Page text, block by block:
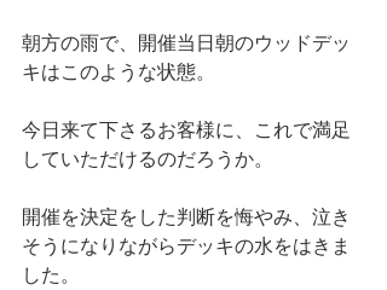
朝方の雨で、開催当日朝のウッドデッ
キはこのような状態。
今日来て下さるお客様に、これで満足
していただけるのだろうか。
開催を決定をした判断を悔やみ、泣き
そうになりながらデッキの水をはきま
した。